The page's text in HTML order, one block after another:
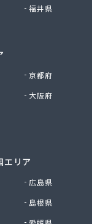
合
業所
所
福井県
京都府
大阪府
エリア
広島県
島根県